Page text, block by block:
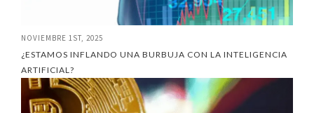
NOVIEMBRE 1ST, 2025
¿ESTAMOS INFLANDO UNA BURBUJA CON LA INTELIGENCIA
ARTIFICIAL?